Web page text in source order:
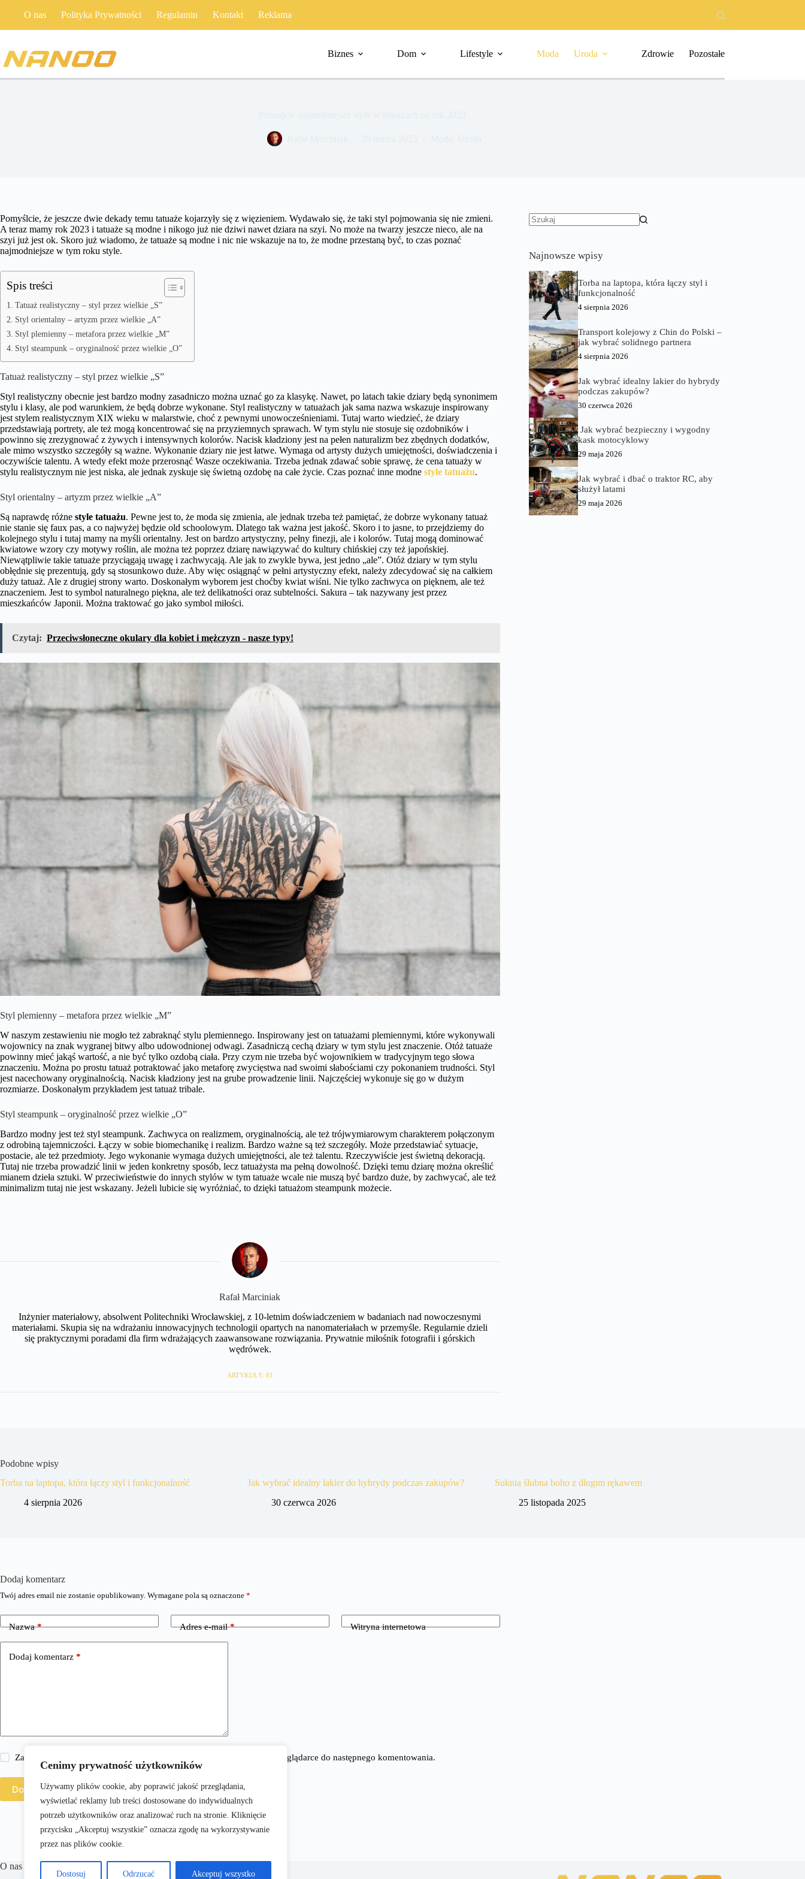
Cenimy prywatność użytkowników
Używamy plików cookie, aby poprawić jakość przeglądania,
wyświetlać reklamy lub treści dostosowane do indywidualnych
potrzeb użytkowników oraz analizować ruch na stronie. Kliknięcie
przycisku „Akceptuj wszystkie” oznacza zgodę na wykorzystywanie
przez nas plików cookie.
Dostosuj Odrzucać Akceptuj wszystko
O nas Polityka Prywatności Regulamin Kontakt Reklama
Biznes Dom Lifestyle Moda Uroda Zdrowie Pozostałe
Pomyślcie, że jeszcze dwie dekady temu tatuaże kojarzyły się z więzieniem. Wydawało się, że taki styl pojmowania się nie zmieni.
A teraz mamy rok 2023 i tatuaże są modne i nikogo już nie dziwi nawet dziara na szyi. No może na twarzy jeszcze nieco, ale na
szyi już jest ok. Skoro już wiadomo, że tatuaże są modne i nic nie wskazuje na to, że modne przestaną być, to czas poznać
najmodniejsze w tym roku style.
Spis treści
Tatuaż realistyczny – styl przez wielkie „S”
Styl orientalny – artyzm przez wielkie „A”
Styl plemienny – metafora przez wielkie „M”
Styl steampunk – oryginalność przez wielkie „O”
Tatuaż realistyczny – styl przez wielkie „S”
Styl realistyczny obecnie jest bardzo modny zasadniczo można uznać go za klasykę. Nawet, po latach takie dziary będą synonimem
stylu i klasy, ale pod warunkiem, że będą dobrze wykonane. Styl realistyczny w tatuażach jak sama nazwa wskazuje inspirowany
jest stylem realistycznym XIX wieku w malarstwie, choć z pewnymi unowocześnieniami. Tutaj warto wiedzieć, że dziary
przedstawiają portrety, ale też mogą koncentrować się na przyziemnych sprawach. W tym stylu nie stosuje się ozdobników i
powinno się zrezygnować z żywych i intensywnych kolorów. Nacisk kładziony jest na pełen naturalizm bez zbędnych dodatków,
ale mimo wszystko szczegóły są ważne. Wykonanie dziary nie jest łatwe. Wymaga od artysty dużych umiejętności, doświadczenia i
oczywiście talentu. A wtedy efekt może przerosnąć Wasze oczekiwania. Trzeba jednak zdawać sobie sprawę, że cena tatuaży w
stylu realistycznym nie jest niska, ale jednak zyskuje się świetną ozdobę na całe życie. Czas poznać inne modne style tatuażu.
Styl orientalny – artyzm przez wielkie „A”
Są naprawdę różne style tatuażu. Pewne jest to, że moda się zmienia, ale jednak trzeba też pamiętać, że dobrze wykonany tatuaż
nie stanie się faux pas, a co najwyżej będzie old schoolowym. Dlatego tak ważna jest jakość. Skoro i to jasne, to przejdziemy do
kolejnego stylu i tutaj mamy na myśli orientalny. Jest on bardzo artystyczny, pełny finezji, ale i kolorów. Tutaj mogą dominować
kwiatowe wzory czy motywy roślin, ale można też poprzez dziarę nawiązywać do kultury chińskiej czy też japońskiej.
Niewątpliwie takie tatuaże przyciągają uwagę i zachwycają. Ale jak to zwykle bywa, jest jedno „ale”. Otóż dziary w tym stylu
obłędnie się prezentują, gdy są stosunkowo duże. Aby więc osiągnąć w pełni artystyczny efekt, należy zdecydować się na całkiem
duży tatuaż. Ale z drugiej strony warto. Doskonałym wyborem jest choćby kwiat wiśni. Nie tylko zachwyca on pięknem, ale też
znaczeniem. Jest to symbol naturalnego piękna, ale też delikatności oraz subtelności. Sakura – tak nazywany jest przez
mieszkańców Japonii. Można traktować go jako symbol miłości.
Czytaj: Przeciwsłoneczne okulary dla kobiet i mężczyzn - nasze typy!
Styl plemienny – metafora przez wielkie „M”
W naszym zestawieniu nie mogło też zabraknąć stylu plemiennego. Inspirowany jest on tatuażami plemiennymi, które wykonywali
wojownicy na znak wygranej bitwy albo udowodnionej odwagi. Zasadniczą cechą dziary w tym stylu jest znaczenie. Otóż tatuaże
powinny mieć jakąś wartość, a nie być tylko ozdobą ciała. Przy czym nie trzeba być wojownikiem w tradycyjnym tego słowa
znaczeniu. Można po prostu tatuaż potraktować jako metaforę zwycięstwa nad swoimi słabościami czy pokonaniem trudności. Styl
jest nacechowany oryginalnością. Nacisk kładziony jest na grube prowadzenie linii. Najczęściej wykonuje się go w dużym
rozmiarze. Doskonałym przykładem jest tatuaż tribale.
Styl steampunk – oryginalność przez wielkie „O”
Bardzo modny jest też styl steampunk. Zachwyca on realizmem, oryginalnością, ale też trójwymiarowym charakterem połączonym
z odrobiną tajemniczości. Łączy w sobie biomechanikę i realizm. Bardzo ważne są też szczegóły. Może przedstawiać sytuacje,
postacie, ale też przedmioty. Jego wykonanie wymaga dużych umiejętności, ale też talentu. Rzeczywiście jest świetną dekoracją.
Tutaj nie trzeba prowadzić linii w jeden konkretny sposób, lecz tatuażysta ma pełną dowolność. Dzięki temu dziarę można określić
mianem dzieła sztuki. W przeciwieństwie do innych stylów w tym tatuaże wcale nie muszą być bardzo duże, by zachwycać, ale też
minimalizm tutaj nie jest wskazany. Jeżeli lubicie się wyróżniać, to dzięki tatuażom steampunk możecie.
Rafał Marciniak
Inżynier materiałowy, absolwent Politechniki Wrocławskiej, z 10-letnim doświadczeniem w badaniach nad nowoczesnymi
materiałami. Skupia się na wdrażaniu innowacyjnych technologii opartych na nanomateriałach w przemyśle. Regularnie dzieli
się praktycznymi poradami dla firm wdrażających zaawansowane rozwiązania. Prywatnie miłośnik fotografii i górskich
wędrówek.
ARTYKUŁY: 81
Najnowsze wpisy
Torba na laptopa, która łączy styl i
funkcjonalność
4 sierpnia 2026
Transport kolejowy z Chin do Polski –
jak wybrać solidnego partnera
4 sierpnia 2026
Jak wybrać idealny lakier do hybrydy
podczas zakupów?
30 czerwca 2026
Jak wybrać bezpieczny i wygodny
kask motocyklowy
29 maja 2026
Jak wybrać i dbać o traktor RC, aby
służył latami
29 maja 2026
Podobne wpisy
Torba na laptopa, która łączy styl i funkcjonalność
4 sierpnia 2026
Jak wybrać idealny lakier do hybrydy podczas zakupów?
30 czerwca 2026
Suknia ślubna boho z długim rękawem
25 listopada 2025
Dodaj komentarz
Twój adres email nie zostanie opublikowany. Wymagane pola są oznaczone *
Nazwa* Adres e-mail* Witryna internetowa
Dodaj komentarz *
Zapisz moje imię i nazwisko, adres e-mail i stronę internetową w tej przeglądarce do następnego komentowania.
Dodaj komentarz
O nas